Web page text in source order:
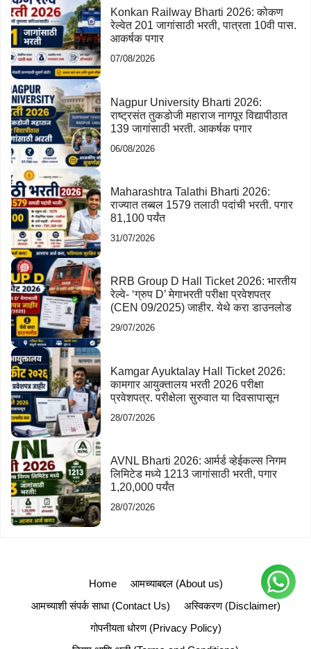
Konkan Railway Bharti 2026: कोकण
रेल्वेत 201 जागांसाठी भरती, पात्रता 10वी पास.
आकर्षक पगार
07/08/2026
Nagpur University Bharti 2026:
राष्ट्रसंत तुकडोजी महाराज नागपूर विद्यापीठात
139 जागांसाठी भरती. आकर्षक पगार
06/08/2026
Maharashtra Talathi Bharti 2026:
राज्यात तब्बल 1579 तलाठी पदांची भरती. पगार
81,100 पर्यंत
31/07/2026
RRB Group D Hall Ticket 2026: भारतीय
रेल्वे- ‘ग्रुप D’ मेगाभरती परीक्षा प्रवेशपत्र
(CEN 09/2025) जाहीर. येथे करा डाउनलोड
29/07/2026
Kamgar Ayuktalay Hall Ticket 2026:
कामगार आयुक्तालय भरती 2026 परीक्षा
प्रवेशपत्र. परीक्षेला सुरुवात या दिवसापासून
28/07/2026
AVNL Bharti 2026: आर्मर्ड व्हेईकल्स निगम
लिमिटेड मध्ये 1213 जागांसाठी भरती, पगार
1,20,000 पर्यंत
28/07/2026
Home
आमच्याबद्दल (About us)
आमच्याशी संपर्क साधा (Contact Us)
अस्विकरण (Disclaimer)
गोपनीयता धोरण (Privacy Policy)